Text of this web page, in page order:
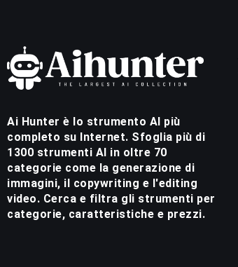
Ai Hunter è lo strumento AI più
completo su Internet. Sfoglia più di
1300 strumenti AI in oltre 70
categorie come la generazione di
immagini, il copywriting e l'editing
video. Cerca e filtra gli strumenti per
categorie, caratteristiche e prezzi.